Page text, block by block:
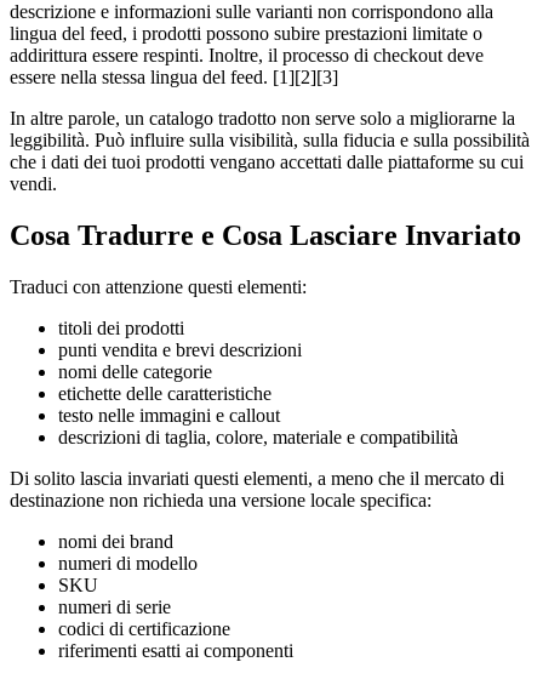
descrizione e informazioni sulle varianti non corrispondono alla
lingua del feed, i prodotti possono subire prestazioni limitate o
addirittura essere respinti. Inoltre, il processo di checkout deve
essere nella stessa lingua del feed. [1][2][3]
In altre parole, un catalogo tradotto non serve solo a migliorarne la
leggibilità. Può influire sulla visibilità, sulla fiducia e sulla possibilità
che i dati dei tuoi prodotti vengano accettati dalle piattaforme su cui
vendi.
Cosa Tradurre e Cosa Lasciare Invariato
Traduci con attenzione questi elementi:
titoli dei prodotti
punti vendita e brevi descrizioni
nomi delle categorie
etichette delle caratteristiche
testo nelle immagini e callout
descrizioni di taglia, colore, materiale e compatibilità
Di solito lascia invariati questi elementi, a meno che il mercato di
destinazione non richieda una versione locale specifica:
nomi dei brand
numeri di modello
SKU
numeri di serie
codici di certificazione
riferimenti esatti ai componenti